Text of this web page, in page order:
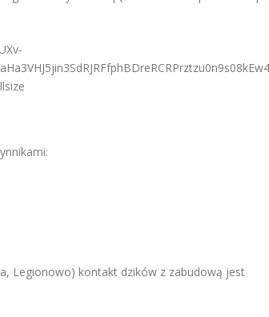
Legionowo) kontakt dzików z zabudową jest